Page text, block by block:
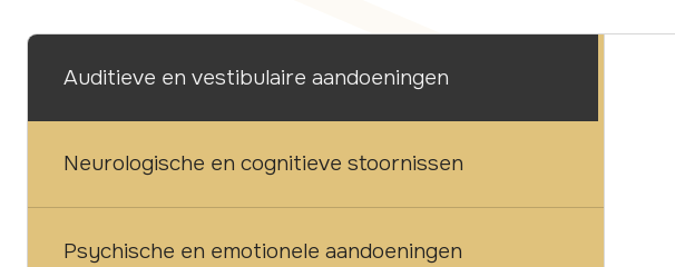
Auditieve en vestibulaire aandoeningen
Neurologische en cognitieve stoornissen
Psychische en emotionele aandoeningen